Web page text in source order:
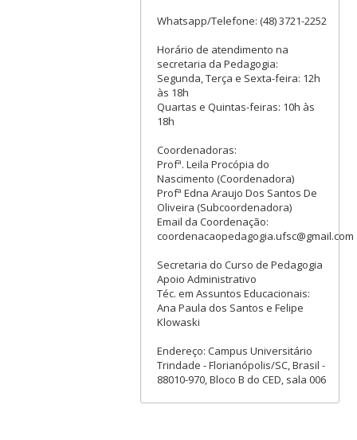
Whatsapp/Telefone: (48) 3721-2252
Horário de atendimento na
secretaria da Pedagogia:
Segunda, Terça e Sexta-feira: 12h
às 18h
Quartas e Quintas-feiras: 10h às
18h
Coordenadoras:
Profª. Leila Procópia do
Nascimento (Coordenadora)
Profª Edna Araujo Dos Santos De
Oliveira (Subcoordenadora)
Email da Coordenação:
coordenacaopedagogia.ufsc@gmail.com
Secretaria do Curso de Pedagogia
Apoio Administrativo
Téc. em Assuntos Educacionais:
Ana Paula dos Santos e Felipe
Klowaski
Endereço: Campus Universitário
Trindade - Florianópolis/SC, Brasil -
88010-970, Bloco B do CED, sala 006